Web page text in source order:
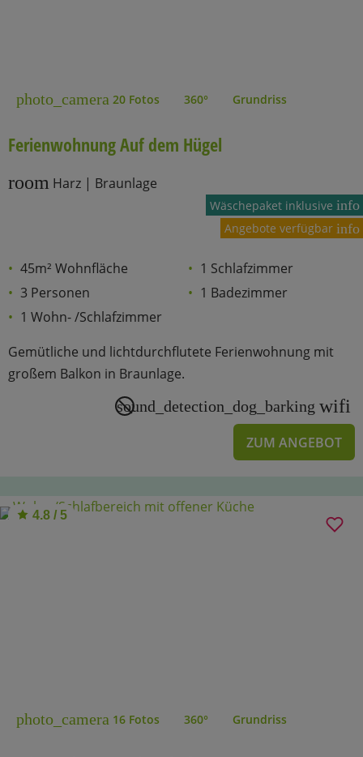
photo_camera 20 Fotos 360° Grundriss
Ferienwohnung Auf dem Hügel
room Harz | Braunlage
Wäschepaket inklusiveinfo
Angebote verfügbar info
45m² Wohnfläche
3 Personen
1 Wohn- /Schlafzimmer
1 Schlafzimmer
1 Badezimmer
Gemütliche und lichtdurchflutete Ferienwohnung mit
großem Balkon in Braunlage.
sound_detection_dog_barking wifi
ZUM ANGEBOT
4.8 / 5
photo_camera 16 Fotos 360° Grundriss